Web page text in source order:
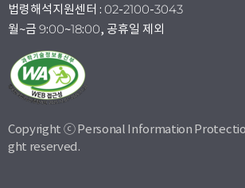
법령해석지원센터 : 02-2100-3043
월~금 9:00~18:00, 공휴일 제외
Copyright ⓒ Personal Information
ght reserved.